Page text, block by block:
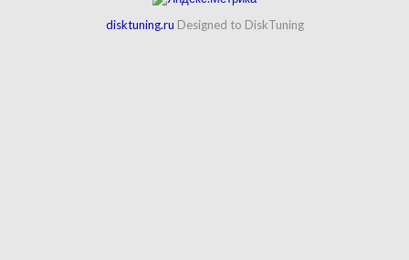
disktuning.ru Designed to DiskTuning